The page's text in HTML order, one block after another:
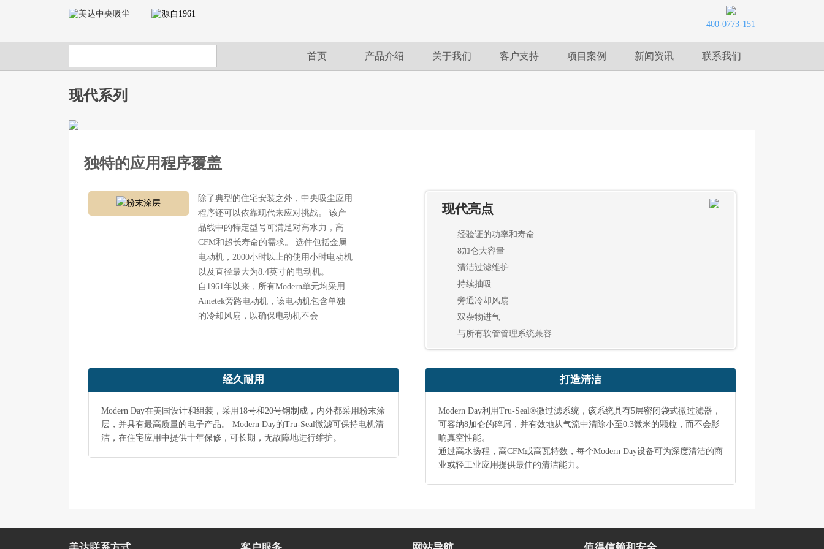
400-0773-151
首页 产品介绍 关于我们 客户支持 项目案例 新闻资讯 联系我们
现代系列
独特的应用程序覆盖
粉末涂层
除了典型的住宅安装之外，中央吸尘应用
程序还可以依靠现代来应对挑战。 该产
品线中的特定型号可满足对高水力，高
CFM和超长寿命的需求。 选件包括金属
电动机，2000小时以上的使用小时电动机
以及直径最大为8.4英寸的电动机。
自1961年以来，所有Modern单元均采用
Ametek旁路电动机，该电动机包含单独
的冷却风扇，以确保电动机不会
现代亮点
经验证的功率和寿命
8加仑大容量
清洁过滤维护
持续抽吸
旁通冷却风扇
双杂物进气
与所有软管管理系统兼容
经久耐用
Modern Day在美国设计和组装，采用18号和20号钢制成，内外都采用粉末涂
层，并具有最高质量的电子产品。 Modern Day的Tru-Seal微滤可保持电机清
洁，在住宅应用中提供十年保修，可长期，无故障地进行维护。
打造清洁
Modern Day利用Tru-Seal®微过滤系统，该系统具有5层密闭袋式微过滤器，
可容纳8加仑的碎屑，并有效地从气流中清除小至0.3微米的颗粒，而不会影
响真空性能。
通过高水扬程，高CFM或高瓦特数，每个Modern Day设备可为深度清洁的商
业或轻工业应用提供最佳的清洁能力。